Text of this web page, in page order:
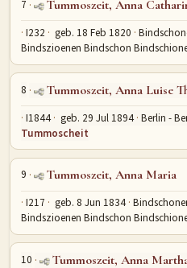
7 Tummoszeit, Anna
I232 geb. 18 Feb 1820
Bindszioenen Bindschon
8 Tummoszeit, Anna Luise
I1844 geb. 29 Jul 1894 Berlin -
Tummoscheit
9 Tummoszeit, Anna Maria
I217 geb. 8 Jun 1834
Bindszioenen Bindschon
10 Tummoszeit, Anna